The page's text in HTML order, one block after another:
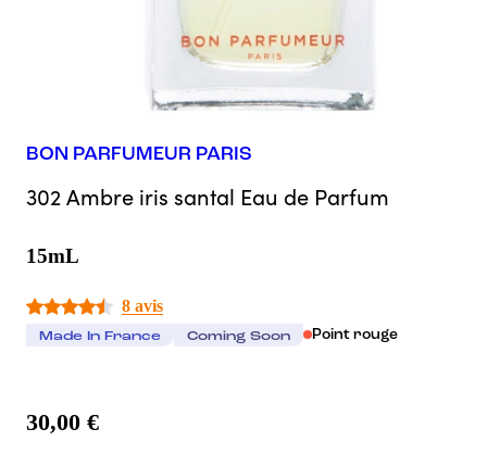
BON PARFUMEUR PARIS
302 Ambre iris santal Eau de Parfum
15mL
8 avis
Made In France Coming Soon Point rouge
30,00 €